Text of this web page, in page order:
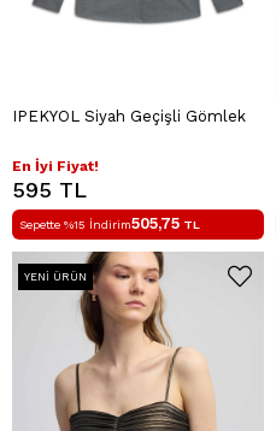
IPEKYOL Siyah Geçişli Gömlek
En İyi Fiyat!
595 TL
Sepette %15 İndirim505,75 TL
YENI ÜRÜN